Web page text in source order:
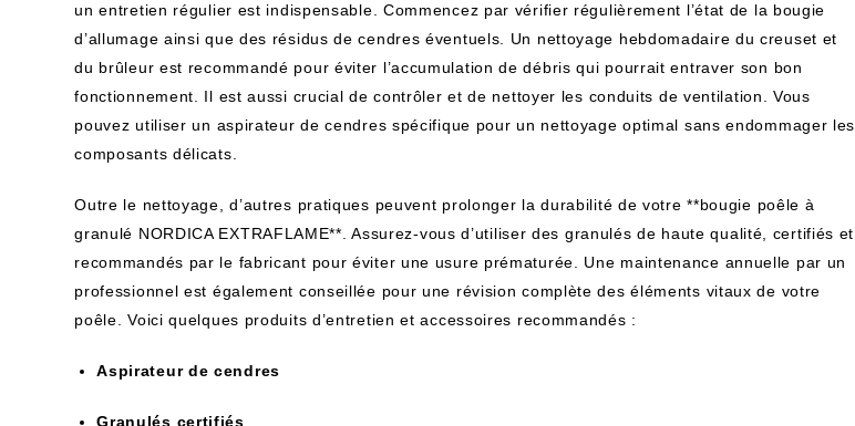
un entretien régulier est indispensable. Commencez par vérifier régulièrement l’état de la bougie
d’allumage ainsi que des résidus de cendres éventuels. Un nettoyage hebdomadaire du creuset et
du brûleur est recommandé pour éviter l’accumulation de débris qui pourrait entraver son bon
fonctionnement. Il est aussi crucial de contrôler et de nettoyer les conduits de ventilation. Vous
pouvez utiliser un aspirateur de cendres spécifique pour un nettoyage optimal sans endommager les
composants délicats.
Outre le nettoyage, d’autres pratiques peuvent prolonger la durabilité de votre **bougie poêle à
granulé NORDICA EXTRAFLAME**. Assurez-vous d’utiliser des granulés de haute qualité, certifiés et
recommandés par le fabricant pour éviter une usure prématurée. Une maintenance annuelle par un
professionnel est également conseillée pour une révision complète des éléments vitaux de votre
poêle. Voici quelques produits d’entretien et accessoires recommandés :
Aspirateur de cendres
Granulés certifiés